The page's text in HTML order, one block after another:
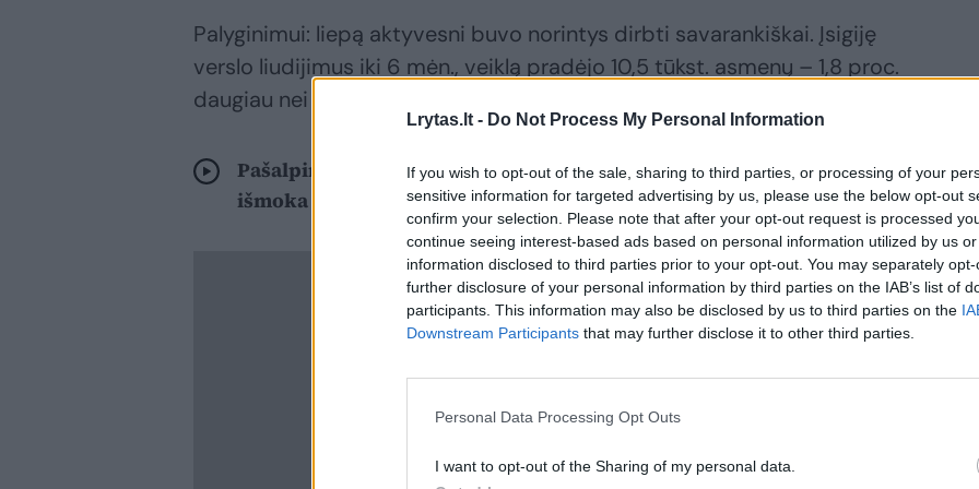
Lrytas.lt - Do Not Process My Personal Information
If you wish to opt-out of the sale, sharing to third parties, or processing of your
sensitive information for targeted advertising by us, please use the below opt-out
confirm your selection. Please note that after your opt-out request is processed
continue seeing interest-based ads based on personal information utilized by us
information disclosed to third parties prior to your opt-out. You may separately
further disclosure of your personal information by third parties on the IAB’s list of
participants. This information may also be disclosed by us to third parties on the
Downstream Participants that may further disclose it to other third parties.
Personal Data Processing Opt Outs
I want to opt-out of the Sharing of my personal data.
Palyginimui: liepą aktyvesni buvo norintys dirbti savarankiškai. Įsigiję
verslo liudijimus iki 6 mėn., veiklą pradėjo 10,5 tūkst. asmenų – 1,8 proc.
daugiau nei birželį ir 26,5 proc. daugiau nei 2019 m. liepą.
Pašalpinininkai suskubo į Užimtumo tarnybą – vilioja 200 eurų
išmoka